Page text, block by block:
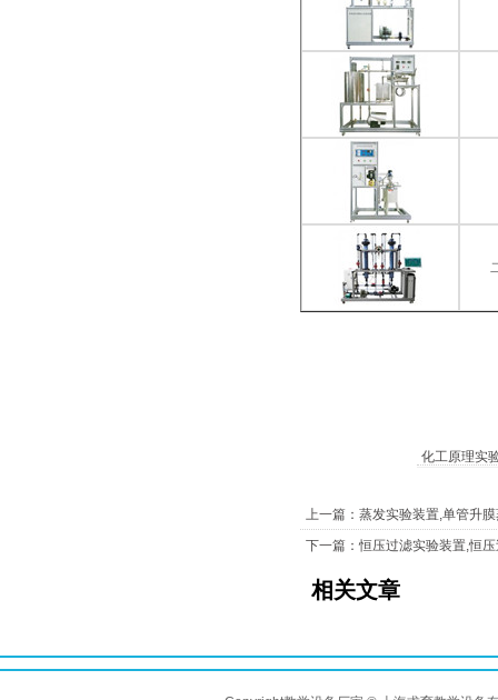
化工原理实
上一篇：蒸发实验装置,单管升
下一篇：恒压过滤实验装置,恒
相关文章